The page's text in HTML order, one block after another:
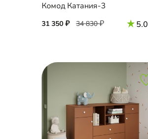
Комод Катания-3
31 350 34 830 5.0